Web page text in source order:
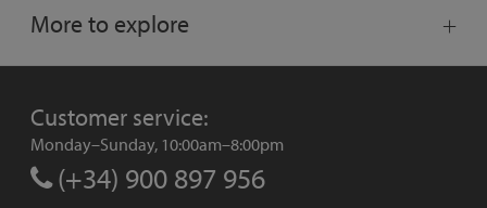
More to explore
Customer service:
Monday–Sunday, 10:00am–8:00pm
(+34) 900 897 956